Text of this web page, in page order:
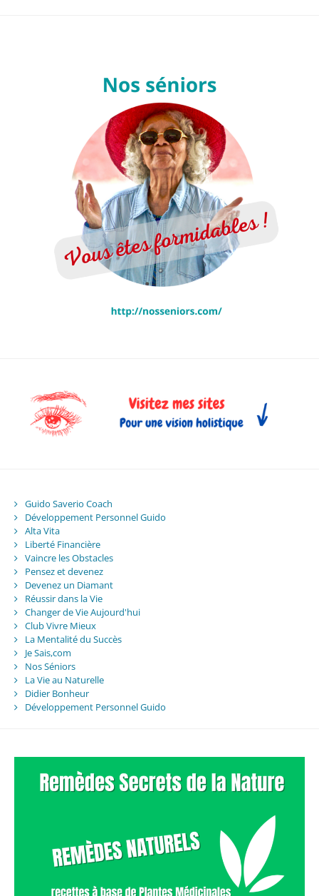
Guido Saverio Coach
Développement Personnel Guido
Alta Vita
Liberté Financière
Vaincre les Obstacles
Pensez et devenez
Devenez un Diamant
Réussir dans la Vie
Changer de Vie Aujourd'hui
Club Vivre Mieux
La Mentalité du Succès
Je Sais,com
Nos Séniors
La Vie au Naturelle
Didier Bonheur
Développement Personnel Guido